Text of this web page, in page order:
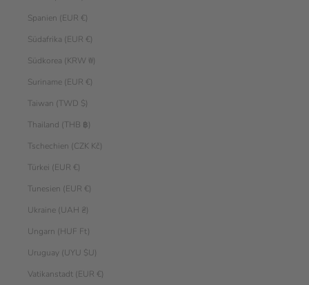
Spanien (EUR €)
Südafrika (EUR €)
Südkorea (KRW ₩)
Suriname (EUR €)
Taiwan (TWD $)
Thailand (THB ฿)
Tschechien (CZK Kč)
Türkei (EUR €)
Tunesien (EUR €)
Ukraine (UAH ₴)
Ungarn (HUF Ft)
Uruguay (UYU $U)
Vatikanstadt (EUR €)